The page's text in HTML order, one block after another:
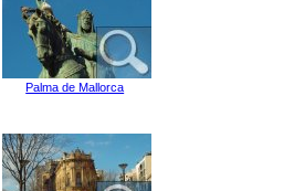
Palma de Mallorca